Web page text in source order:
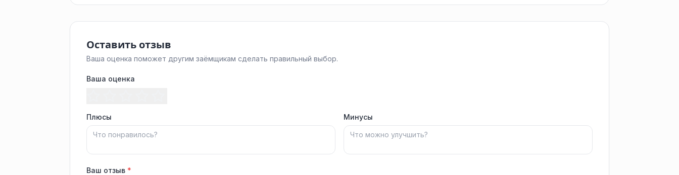
Оставить отзыв
Ваша оценка поможет другим заёмщикам сделать правильный выбор.
Ваша оценка
Плюсы Минусы
Ваш отзыв *